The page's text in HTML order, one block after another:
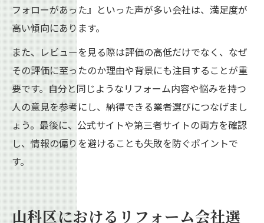
フォローがあった』といった声が多い会社は、満足度が
高い傾向にあります。
また、レビューを見る際は評価の高低だけでなく、なぜ
その評価に至ったのか理由や背景にも注目することが重
要です。自分と同じようなリフォーム内容や悩みを持つ
人の意見を参考にし、納得できる業者選びにつなげまし
ょう。最後に、公式サイトや第三者サイトの両方を確認
し、情報の偏りを避けることも失敗を防ぐポイントで
す。
山科区におけるリフォーム会社選